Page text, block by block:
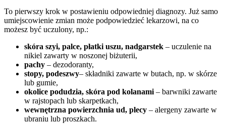
To pierwszy krok w postawieniu odpowiedniej diagnozy. Już samo
umiejscowienie zmian może podpowiedzieć lekarzowi, na co
możesz być uczulony, np.:
skóra szyi, palce, płatki uszu, nadgarstek – uczulenie na
nikiel zawarty w noszonej biżuterii,
pachy – dezodoranty,
stopy, podeszwy– składniki zawarte w butach, np. w skórze
lub gumie,
okolice podudzia, skóra pod kolanami– barwniki zawarte
w rajstopach lub skarpetkach,
wewnętrzna powierzchnia ud, plecy – alergeny zawarte w
ubraniu lub proszkach.